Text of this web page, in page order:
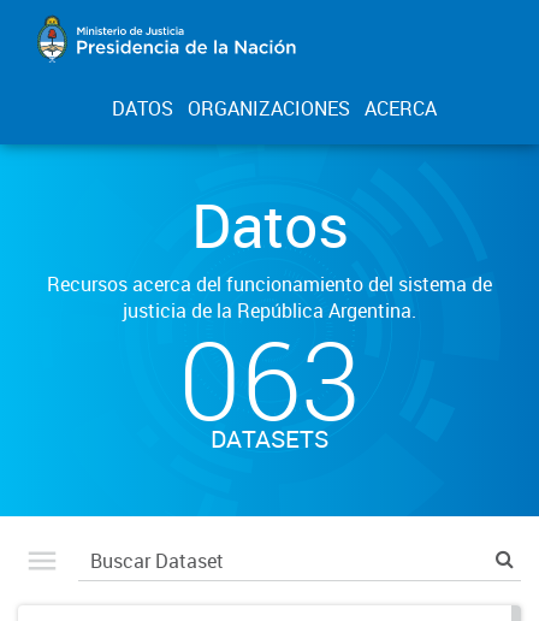
DATOS ORGANIZACIONES ACERCA
Datos
Recursos acerca del funcionamiento del sistema de
justicia de la República Argentina.
063
DATASETS